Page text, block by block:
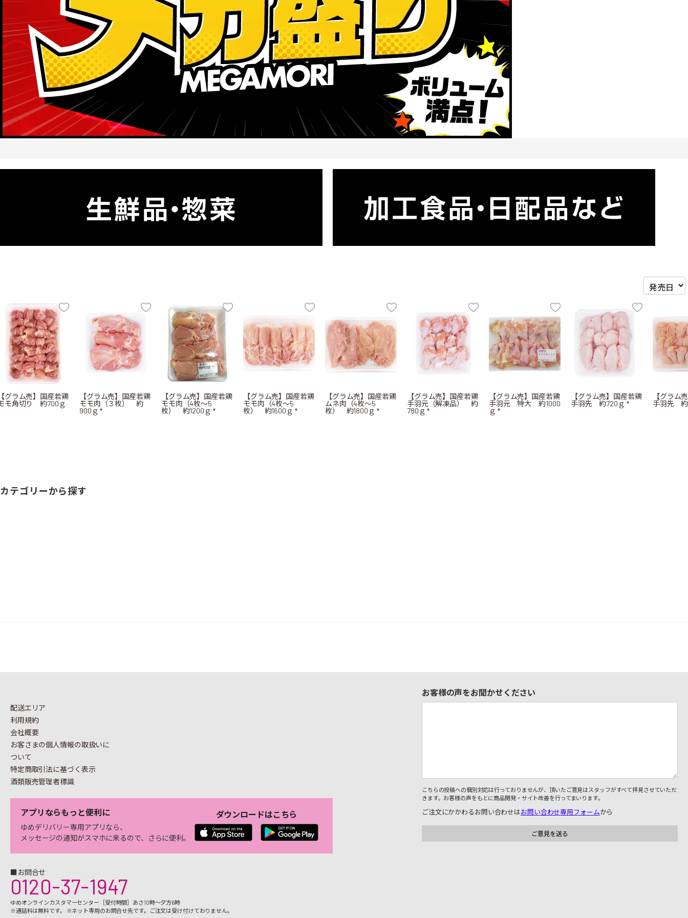
グラム売】国産若鶏
モ角切り 約700ｇ
【グラム売】国産若鶏
モモ肉（３枚） 約
900ｇ *
【グラム売】国産若鶏
モモ肉（4枚～5
枚） 約1200ｇ *
【グラム売】国産若鶏
モモ肉（4枚～5
枚） 約1600ｇ *
【グラム売】国産若鶏
ムネ肉（4枚～5
枚） 約1800ｇ *
【グラム売】国産若鶏
手羽元（解凍品） 約
780ｇ *
【グラム売】国産若鶏
手羽元 特大 約1000
ｇ *
【グラム売】国産若鶏
手羽先 約720ｇ *
【グラム
手羽先 約
カテゴリーから探す
配送エリア
利用規約
会社概要
お客さまの個人情報の取扱いに
ついて
特定商取引法に基づく表示
酒類販売管理者標識
アプリならもっと便利に
ゆめデリバリー専用アプリなら、
メッセージの通知がスマホに来るので、さらに便利。
ダウンロードはこちら
■お問合せ
0120-37-1947
ゆめオンラインカスタマーセンター［受付時間］あさ10時～夕方6時
※通話料は無料です。 ※ネット専用のお問合せ先です。ご注文は受け付けておりません。
お客様の声をお聞かせください
こちらの投稿への個別対応は行っておりませんが、頂いたご意見はスタッフがすべて拝見させていただ
きます。お客様の声をもとに商品開発・サイト改善を行ってまいります。
ご注文にかかわるお問い合わせはお問い合わせ専用フォームから